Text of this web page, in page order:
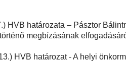
HVB határozata – Pásztor
megbízásának
HVB határozat - A helyi